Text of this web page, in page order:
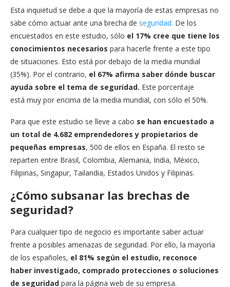
Esta inquietud se debe a que la mayoría de estas empresas no
sabe cómo actuar ante una brecha de seguridad. De los
encuestados en este estudio, sólo el 17% cree que tiene los
conocimientos necesarios para hacerle frente a este tipo
de situaciones. Esto está por debajo de la media mundial
(35%). Por el contrario, el 67% afirma saber dónde buscar
ayuda sobre el tema de seguridad. Este porcentaje
está muy por encima de la media mundial, con sólo el 50%.
Para que este estudio se lleve a cabo se han encuestado a
un total de 4.682 emprendedores y propietarios de
pequeñas empresas, 500 de ellos en España. El resto se
reparten entre Brasil, Colombia, Alemania, India, México,
Filipinas, Singapur, Tailandia, Estados Unidos y Filipinas.
¿Cómo subsanar las brechas de
seguridad?
Para cualquier tipo de negocio es importante saber actuar
frente a posibles amenazas de seguridad. Por ello, la mayoría
de los españoles, el 81% según el estudio, reconoce
haber investigado, comprado protecciones o soluciones
de seguridad para la página web de su empresa.